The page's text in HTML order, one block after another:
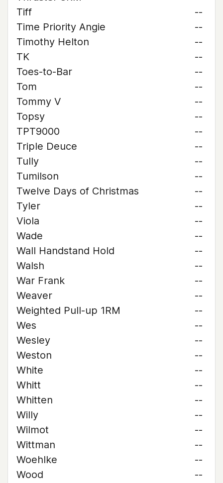
Tiff
--
Time Priority Angie
--
Timothy Helton
--
TK
--
Toes-to-Bar
--
Tom
--
Tommy V
--
Topsy
--
TPT9000
--
Triple Deuce
--
Tully
--
Tumilson
--
Twelve Days of Christmas
--
Tyler
--
Viola
--
Wade
--
Wall Handstand Hold
--
Walsh
--
War Frank
--
Weaver
--
Weighted Pull-up 1RM
--
Wes
--
Wesley
--
Weston
--
White
--
Whitt
--
Whitten
--
Willy
--
Wilmot
--
Wittman
--
Woehlke
--
Wood
--